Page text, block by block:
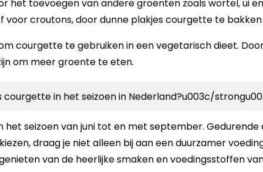
het toevoegen van andere groenten zoals wortel, ui
croutons, door dunne plakjes courgette te
courgette te gebruiken in een vegetarisch dieet.
om meer groente te eten.
in het seizoen in Nederland?u003c/
het seizoen van juni tot en met september.
draag je niet alleen bij aan een duurzamer
van de heerlijke smaken en voedingsstoffen